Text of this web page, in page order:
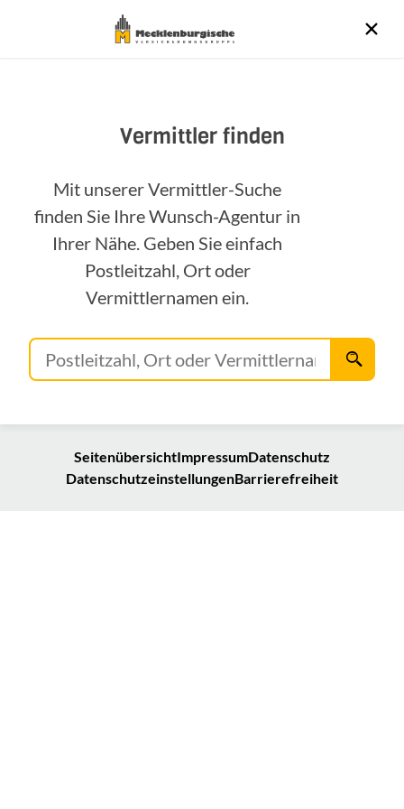
Vermittler finden
Mit unserer Vermittler-Suche
finden Sie Ihre Wunsch-Agentur in
Ihrer Nähe. Geben Sie einfach
Postleitzahl, Ort oder
Vermittlernamen ein.
SeitenübersichtImpressumDatenschutz
DatenschutzeinstellungenBarrierefreiheit